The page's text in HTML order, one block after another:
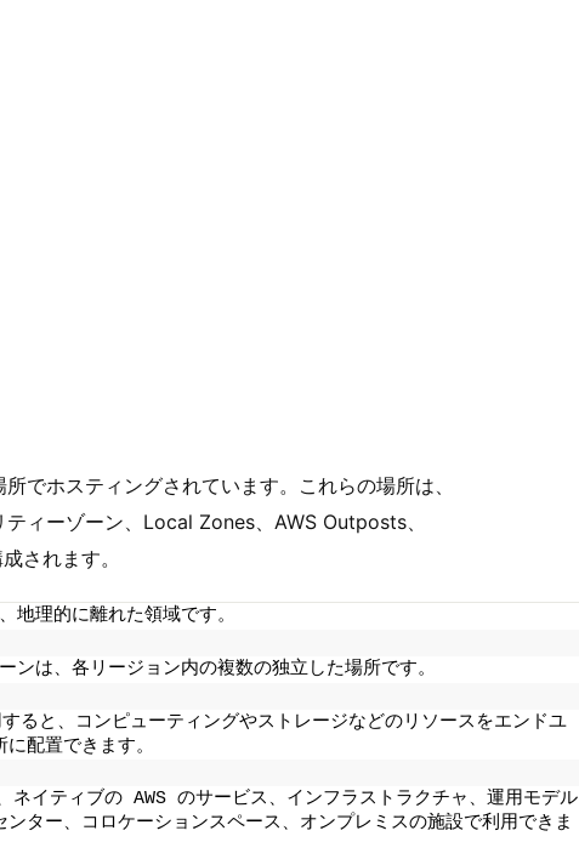
でホスティングされています。これらの場所は、
ィーゾーン、Local Zones、AWS Outposts、
されます。
地理的に離れた領域です。
ンは、各リージョン内の複数の独立した場所です。
と、コンピューティングやストレージなどのリソースをエンドユ
配置できます。
イティブの AWS のサービス、インフラストラクチャ、運用モデル
ンター、コロケーションスペース、オンプレミスの施設で利用できま